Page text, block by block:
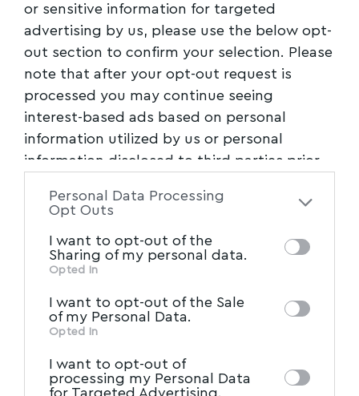
or sensitive information for targeted
advertising by us, please use the below opt-
out section to confirm your selection. Please
note that after your opt-out request is
processed you may continue seeing
interest-based ads based on personal
information utilized by us or personal
information disclosed to third parties prior
of the further disclosure of your personal
of downstream participants. This
information may also be disclosed by us to
Participantsthat may further disclose it to
other third parties.
Personal Data Processing
Opt Outs
I want to opt-out of the
Sharing of my personal data.
Opted In
I want to opt-out of the Sale
of my Personal Data.
Opted In
I want to opt-out of
processing my Personal Data
for Targeted Advertising.
Στο ερώτημα για το αν οι πολίτες είναι
ικανοποιημένοι από την κυβέρνηση, το 53%
λέει «καθόλου», ενώ «λίγο», «αρκετά ή πολύ»
λέει το 46%.